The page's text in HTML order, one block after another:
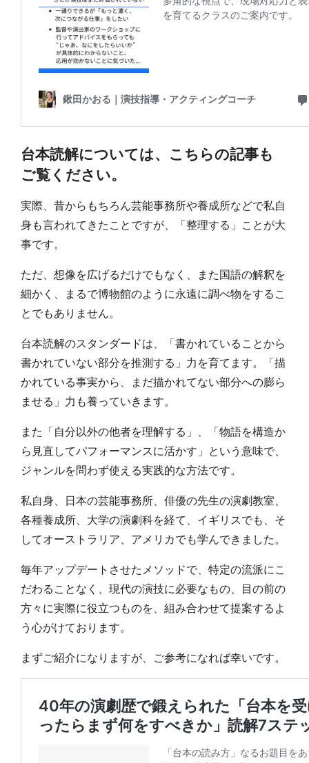
台本読解については、こちらの記事も
ご覧ください。
実際、昔からもちろん芸能事務所や養成所などで私自
身も言われてきたことですが、「整理する」ことが大
事です。
ただ、想像を広げるだけでもなく、また国語の解釈を
細かく、まるで博物館のように永遠に調べ物をするこ
とでもありません。
台本読解のスタンダードは、「書かれていることから
書かれていない部分を推測する」力を育てます。「描
かれている事実から、まだ描かれてない部分への膨ら
ませる」力も養っていきます。
また「自分以外の他者を理解する」、「物語を構造か
ら見直してパフォーマンスに活かす」という意味で、
ジャンルを問わず使える実践的な方法です。
私自身、日本の芸能事務所、俳優の先生の演劇教室、
各種養成所、大学の演劇科を経て、イギリスでも、そ
してオーストラリア、アメリカでも学んできました。
毎年アップデートさせたメソッドで、特定の流派にこ
だわることなく、現代の演技に必要なもの、目の前の
方々に実際に役立つものを、組み合わせて提案するよ
う心がけております。
まずご紹介になりますが、ご参考になれば幸いです。